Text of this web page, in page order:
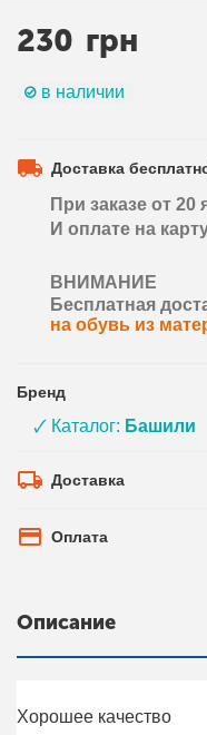
230 грн
в наличии
Доставка
При заказе от 20
И оплате на
ВНИМАНИЕ
Бесплатная
на обувь из
Бренд
🗸 Каталог: Башили
Доставка
Оплата
Описание
Хорошее качество